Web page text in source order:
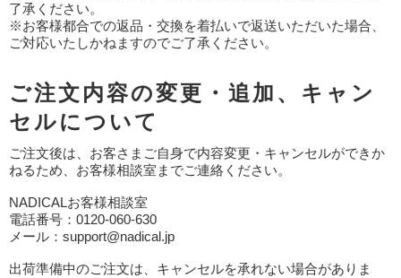
了承ください。
※お客様都合での返品・交換を着払いで返送いただいた場合、
ご対応いたしかねますのでご了承ください。
ご注文内容の変更・追加、キャン
セルについて
ご注文後は、お客さまご自身で内容変更・キャンセルができか
ねるため、お客様相談室までご連絡ください。
NADICALお客様相談室
電話番号：0120-060-630
メール：support@nadical.jp
出荷準備中のご注文は、キャンセルを承れない場合がありま